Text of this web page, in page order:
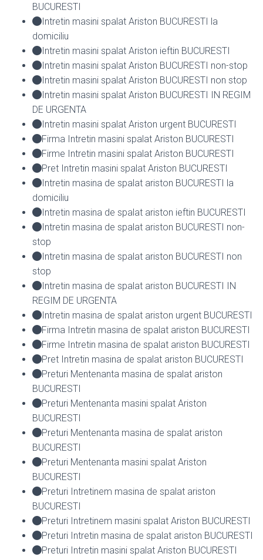
BUCURESTI
Intretin masini spalat Ariston BUCURESTI la
domiciliu
Intretin masini spalat Ariston ieftin BUCURESTI
Intretin masini spalat Ariston BUCURESTI non-stop
Intretin masini spalat Ariston BUCURESTI non stop
Intretin masini spalat Ariston BUCURESTI IN REGIM
DE URGENTA
Intretin masini spalat Ariston urgent BUCURESTI
Firma Intretin masini spalat Ariston BUCURESTI
Firme Intretin masini spalat Ariston BUCURESTI
Pret Intretin masini spalat Ariston BUCURESTI
Intretin masina de spalat ariston BUCURESTI la
domiciliu
Intretin masina de spalat ariston ieftin BUCURESTI
Intretin masina de spalat ariston BUCURESTI non-
stop
Intretin masina de spalat ariston BUCURESTI non
stop
Intretin masina de spalat ariston BUCURESTI IN
REGIM DE URGENTA
Intretin masina de spalat ariston urgent BUCURESTI
Firma Intretin masina de spalat ariston BUCURESTI
Firme Intretin masina de spalat ariston BUCURESTI
Pret Intretin masina de spalat ariston BUCURESTI
Preturi Mentenanta masina de spalat ariston
BUCURESTI
Preturi Mentenanta masini spalat Ariston
BUCURESTI
Preturi Mentenanta masina de spalat ariston
BUCURESTI
Preturi Mentenanta masini spalat Ariston
BUCURESTI
Preturi Intretinem masina de spalat ariston
BUCURESTI
Preturi Intretinem masini spalat Ariston BUCURESTI
Preturi Intretin masina de spalat ariston BUCURESTI
Preturi Intretin masini spalat Ariston BUCURESTI